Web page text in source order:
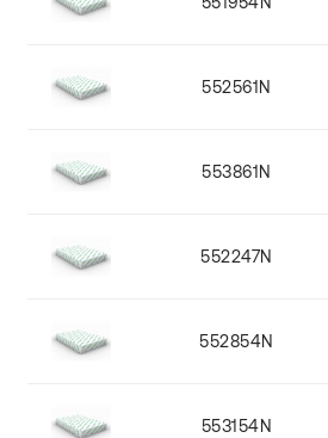
552561N
553861N
552247N
552854N
553154N